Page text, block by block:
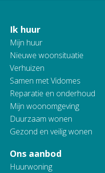
Contactinformatie
Ik huur
Mijn huur
Nieuwe woonsituatie
Verhuizen
Samen met Vidomes
Reparatie en onderhoud
Mijn woonomgeving
Duurzaam wonen
Gezond en veilig wonen
Ons aanbod
Huurwoning